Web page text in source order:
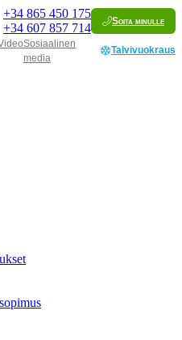
+34 865 450 175
+34 607 857 714
Soita minulle
Sosiaalinen
media
Talvivuokraus